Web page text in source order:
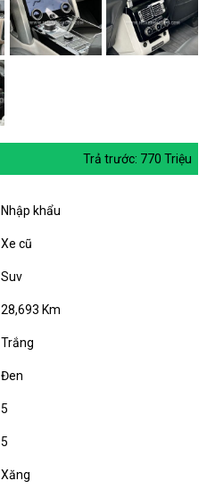
Trả trước: 770 Triệu
Nhập khẩu
Xe cũ
Suv
28,693 Km
Trắng
Đen
5
5
Xăng